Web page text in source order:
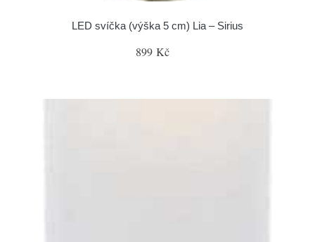
LED svíčka (výška 5 cm) Lia – Sirius
899 Kč